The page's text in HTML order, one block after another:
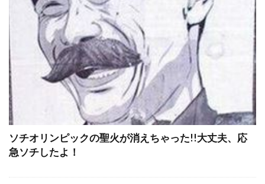
ソチオリンピックの聖火が消えちゃった!!大丈夫、応
急ソチしたよ！